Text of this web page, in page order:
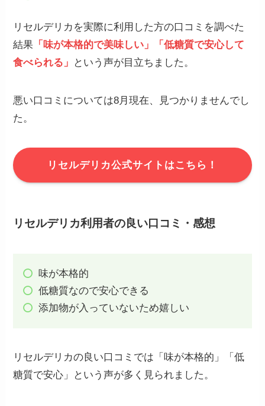
リセルデリカを実際に利用した方の口コミを調べた
結果 「 味が本格的で美味しい」「低糖質で安心して
食べられる」
という声が目立ちました。
悪い口コミについては8月現在、見つかりませんでし
た。
リセルデリカ公式サイトはこちら！
リセルデリカ利用者の良い口コミ・感想
味が本格的
低糖質なので安心できる
添加物が入っていないため嬉しい
リセルデリカの良い口コミでは「味が本格的」「低
糖質で安心」という声が多く見られました。